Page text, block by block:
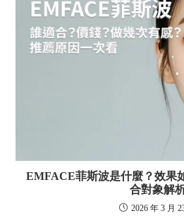
EMFACE菲斯波是什麼？效果
合對象解
2026 年 3 月